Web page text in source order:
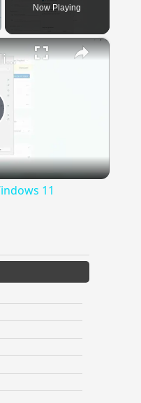
Now Playing
×
Come cambiare lingua a Windows 11
11